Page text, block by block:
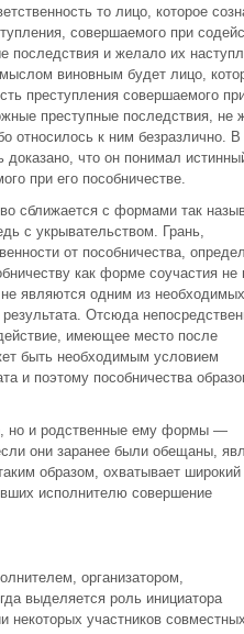
то лицо, которое
совершаемого при
последствия и желало их
виновным будет лицо,
преступления совершаемого
преступные последствия, не
относилось к ним безразлично. В
что он понимал
при его пособничестве.
сближается с формами так
с укрывательством. Грань,
от пособничества,
как форме соучастия не
являются одним из необходимых
Отсюда
имеющее место после
быть необходимым условием
и поэтому пособничества
но и родственные ему формы —
они заранее были обещаны,
образом, охватывает широкий
исполнителю совершение
организатором,
выделяется роль инициатора
некоторых участников